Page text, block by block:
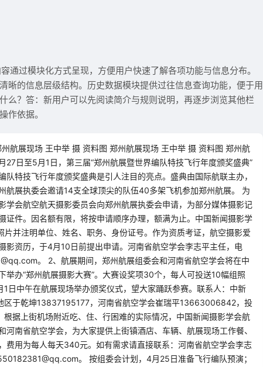
过模块化方式呈现，方便用户快速了解各项功能与信息分布。
晰的信息层级结构。历史数据模块提供过往信息查询功能，便于用
么？答：新用户可以先阅读简介与规则说明，再逐步浏览其他栏
作依据。
航展现场 王中举 摄 资料图 郑州航展现场 王中举 摄 资料图 郑州航
日至5月1日，第三届“郑州航展暨世界编队特技飞行年度颁奖盛典”
特技飞行年度颁奖盛典是引人注目的亮点。盛典由国际航联主办，
航展执委会邀请14支全球顶尖的队伍40多架飞机参加郑州航展。 为
学会航空航天摄影委员会向郑州航展执委会申请，为部分媒体摄影记
证件。因名额有限，将按申请顺序办理，额满为止。中国新闻摄影学
并注明单位、姓名、职务、身份证号。作为资质考证，航空摄影爱
影资历，于4月10日前提出申请。河南省航空学会李志平主任，电
。 2、航展期间，郑州航展组委会和河南省航空学会将在中
举办“郑州航展摄影大赛”。大赛设奖项30个，每人可投送10幅组照
日中午在航展现场举办颁奖仪式，望大家踊跃参赛。联系人：中新
于乾坤13837195177，河南省航空学会崔瑞平13663006842，投
据上街机场附近吃、住、行困难的实际情况，中国新闻摄影学会航
南省航空学会，为大家提供上街镇酒店、车辆、航展现场工作餐、
费用为每人每天340元。如有需求请直接联系：河南省航空学会李志
。 按组委会计划，4月25日准备飞行编队预演；